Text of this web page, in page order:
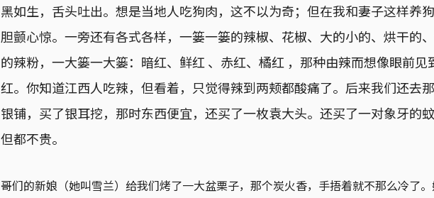
黑如生，舌头吐出。想是当地人吃狗肉，这不以为奇；但在我和妻子这样养
胆颤心惊。一旁还有各式各样，一篓一篓的辣椒、花椒、大的小的、烘干的
的辣粉，一大篓一大篓：暗红、鲜红 、赤红、橘红 ，那种由辣而想像眼前见
红。你知道江西人吃辣，但看着，只觉得辣到两颊都酸痛了。后来我们还去
银铺，买了银耳挖，那时东西便宜，还买了一枚袁大头。还买了一对象牙的蚊
但都不贵。
哥们的新娘（她叫雪兰）给我们烤了一大盆栗子，那个炭火香，手捂着就不那么冷了